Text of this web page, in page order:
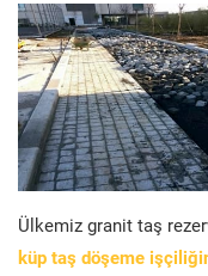
Ülkemiz granit taş
küp taş döşeme